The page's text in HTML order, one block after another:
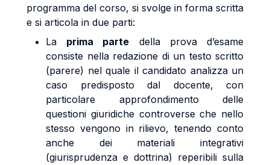
programma del corso, si svolge in forma scritta
e si articola in due parti:
La prima parte della prova d’esame
consiste nella redazione di un testo scritto
(parere) nel quale il candidato analizza un
caso predisposto dal docente, con
particolare approfondimento delle
questioni giuridiche controverse che nello
stesso vengono in rilievo, tenendo conto
anche dei materiali integrativi
(giurisprudenza e dottrina) reperibili sulla